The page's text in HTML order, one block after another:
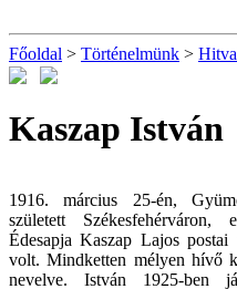
Főoldal > Történelmünk >
Kaszap István
1916. március 25-én,
született
Édesapja Kaszap Lajos
volt. Mindketten mélyen hívő
nevelve. István 1925-ben